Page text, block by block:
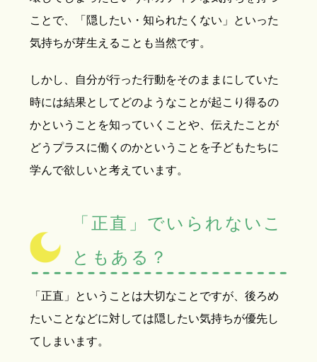
ことで、「隠したい・知られたくない」といった
気持ちが芽生えることも当然です。
しかし、自分が行った行動をそのままにしていた
時には結果としてどのようなことが起こり得るの
かということを知っていくことや、伝えたことが
どうプラスに働くのかということを子どもたちに
学んで欲しいと考えています。
「正直」でいられないこ
ともある？
「正直」ということは大切なことですが、後ろめ
たいことなどに対しては隠したい気持ちが優先し
てしまいます。